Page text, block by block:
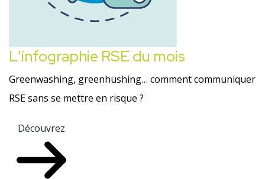
L'infographie RSE du mois
Greenwashing, greenhushing… comment communiquer
RSE sans se mettre en risque ?
Découvrez